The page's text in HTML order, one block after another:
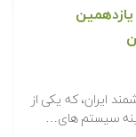
ایران، که یکی از
سیستم های…